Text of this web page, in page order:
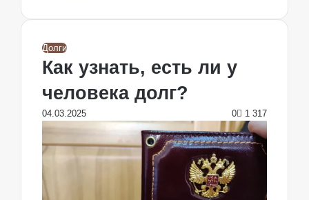
Долги
Как узнать, есть ли у
человека долг?
04.03.2025 0 1 317